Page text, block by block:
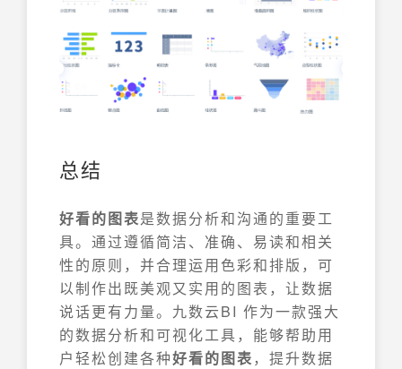
总结
好看的图表是数据分析和沟通的重要工
具。通过遵循简洁、准确、易读和相关
性的原则，并合理运用色彩和排版，可
以制作出既美观又实用的图表，让数据
说话更有力量。九数云BI 作为一款强大
的数据分析和可视化工具，能够帮助用
户轻松创建各种好看的图表 ，提升数据